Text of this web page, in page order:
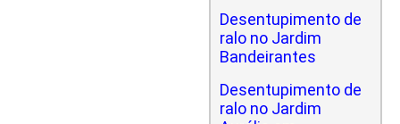
Desentupimento de
ralo no Jardim
Bandeirantes
Desentupimento de
ralo no Jardim